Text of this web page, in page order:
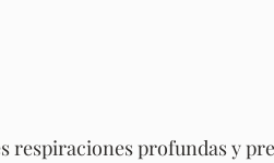
respiraciones profundas y